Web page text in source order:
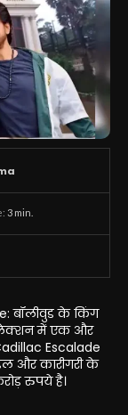
3 min.
बॉलीवुड के किंग
में एक और
Escalade
और कारीगरी के
रुपये है।